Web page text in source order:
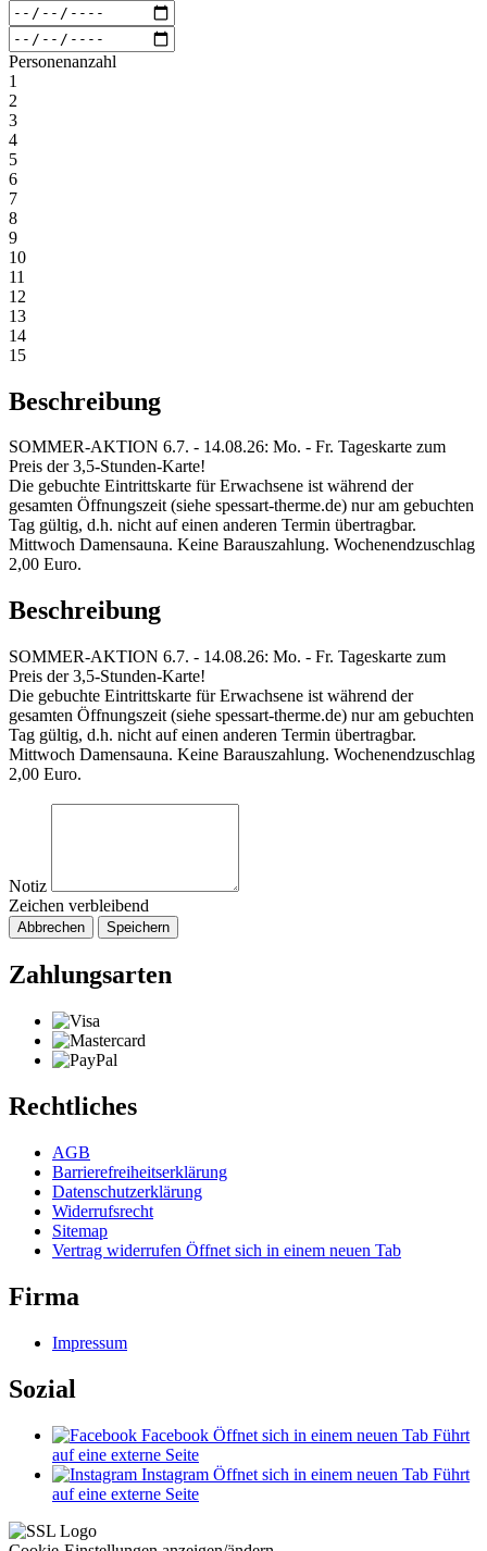
Personenanzahl
1
2
3
4
5
6
7
8
9
10
11
12
13
14
15
Beschreibung
SOMMER-AKTION 6.7. - 14.08.26: Mo. - Fr. Tageskarte zum
Preis der 3,5-Stunden-Karte!
Die gebuchte Eintrittskarte für Erwachsene ist während der
gesamten Öffnungszeit (siehe spessart-therme.de) nur am gebuchten
Tag gültig, d.h. nicht auf einen anderen Termin übertragbar.
Mittwoch Damensauna. Keine Barauszahlung. Wochenendzuschlag
2,00 Euro.
Beschreibung
SOMMER-AKTION 6.7. - 14.08.26: Mo. - Fr. Tageskarte zum
Preis der 3,5-Stunden-Karte!
Die gebuchte Eintrittskarte für Erwachsene ist während der
gesamten Öffnungszeit (siehe spessart-therme.de) nur am gebuchten
Tag gültig, d.h. nicht auf einen anderen Termin übertragbar.
Mittwoch Damensauna. Keine Barauszahlung. Wochenendzuschlag
2,00 Euro.
Notiz
Zeichen verbleibend
Abbrechen Speichern
Zahlungsarten
Rechtliches
AGB
Barrierefreiheitserklärung
Datenschutzerklärung
Widerrufsrecht
Sitemap
Vertrag widerrufen Öffnet sich in einem neuen Tab
Firma
Impressum
Sozial
Facebook Öffnet sich in einem neuen Tab Führt
auf eine externe Seite
Instagram Öffnet sich in einem neuen Tab Führt
auf eine externe Seite